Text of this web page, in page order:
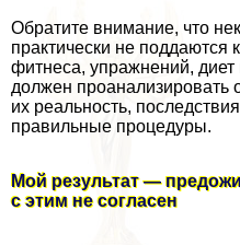
Обратите внимание, что
пpaктически не поддаются
фитнеса, упражнений,
должен проанализировать
их реальность,
правильные процедуры.
Мой результат —
с этим не согласен